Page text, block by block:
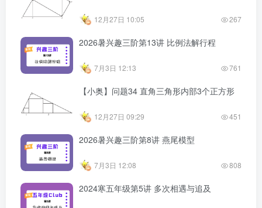
12月27日 10:05 267
2026暑兴趣三阶第13讲 比例法解行程
7月3日 12:13 761
【小奥】问题34 直角三角形内部3个正方形
12月27日 09:29 451
2026暑兴趣三阶第8讲 燕尾模型
7月3日 12:08 808
2024寒五年级第5讲 多次相遇与追及